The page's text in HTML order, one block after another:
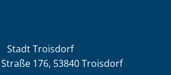
Stadt Troisdorf
176, 53840 Troisdorf